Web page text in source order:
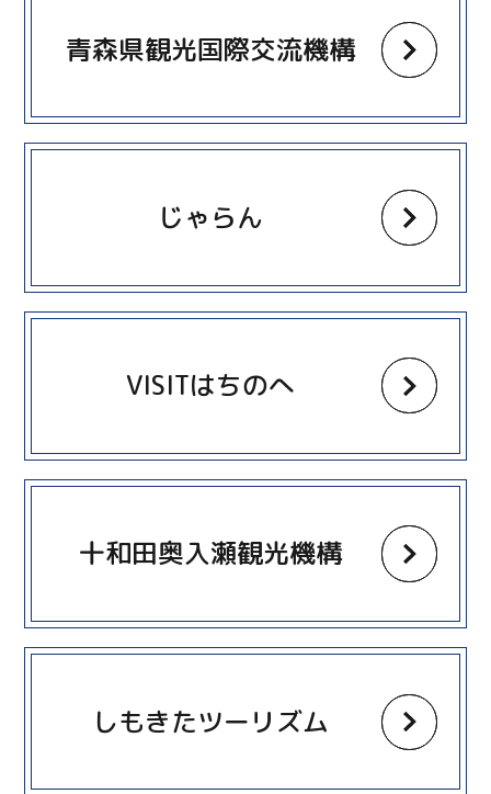
青森県観光国際交流機構
じゃらん
more
VISITはちのへ
more
十和田奥入瀬観光機構
more
しもきたツーリズム
more